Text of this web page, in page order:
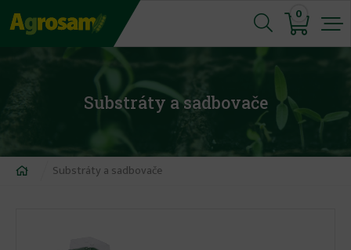
Jump
to
navigation
0
Substráty a sadbovače
Nachádzate
Substráty a sadbovače